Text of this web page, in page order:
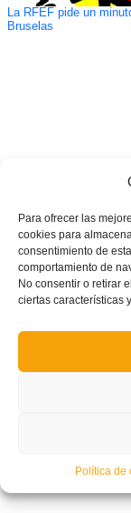
Para ofrecer las
cookies para
consentimiento de
comportamiento de
No consentir o retirar
ciertas características
Política de
La RFEF pide un
Bruselas